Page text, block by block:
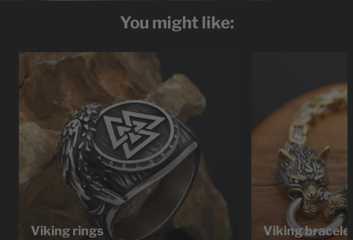
You might like:
Viking rings Viking